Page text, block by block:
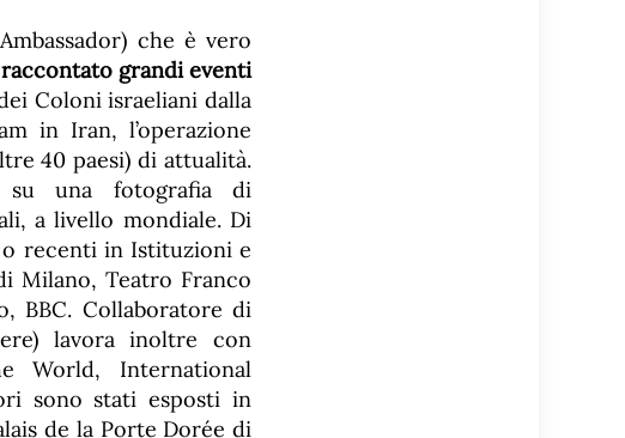
che è vero
grandi eventi
Coloni israeliani dalla
in Iran, l’operazione
40 paesi) di attualità.
su una fotografia di
a livello mondiale. Di
recenti in Istituzioni e
Milano, Teatro Franco
BBC. Collaboratore di
lavora inoltre con
World, International
sono stati esposti in
de la Porte Dorée di